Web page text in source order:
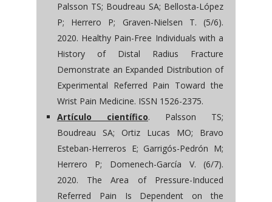
Palsson TS; Boudreau SA; Bellosta-López
P; Herrero P; Graven-Nielsen T. (5/6).
2020. Healthy Pain-Free Individuals with a
History of Distal Radius Fracture
Demonstrate an Expanded Distribution of
Experimental Referred Pain Toward the
Wrist Pain Medicine. ISSN 1526-2375.
Artículo científico. Palsson TS;
Boudreau SA; Ortiz Lucas MO; Bravo
Esteban-Herreros E; Garrigós-Pedrón M;
Herrero P; Domenech-García V. (6/7).
2020. The Area of Pressure-Induced
Referred Pain Is Dependent on the